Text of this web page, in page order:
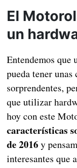
El
un
Entendemos que
pueda tener
sorprendentes,
que utilizar
hoy con este
características
de 2016y
interesantes que